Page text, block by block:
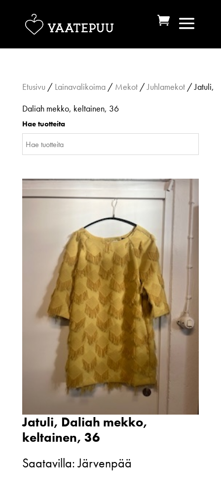
Etusivu / Lainavalikoima/ Mekot/Juhlamekot/ Jatuli,
Daliah mekko, keltainen, 36
Hae tuotteita
Jatuli, Daliah mekko,
keltainen, 36
Saatavilla: Järvenpää